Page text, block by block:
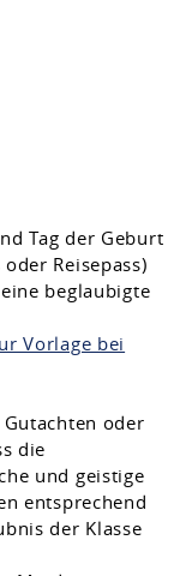
Tag der Geburt
Reisepass)
beglaubigte
Vorlage bei
oder
die
und geistige
entsprechend
der Klasse